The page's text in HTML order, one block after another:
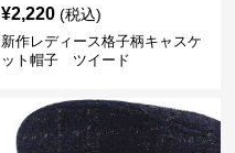
¥2,220 (税込)
新作レディース格子柄キャスケ
ット帽子 ツイード